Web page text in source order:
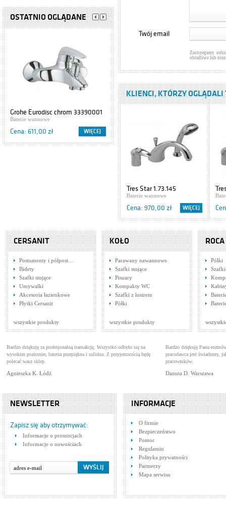
Tres Retro
1.07.161.02
Baterie wannowe
Tres Star 1.73.145
Baterie wannowe
Cena: 970,00 zł
1.06.161.02
Cena: 2 836,00 zł
Tres Retro
5.07.161.02.03
Cena: 3 970,00 zł
OSTATNIO OGLĄDANE
Grohe Eurodisc chrom 33390001
Baterie wannowe
Cena: 611,00 zł WIĘCEJ WIĘCEJ
Twój email
Zastrzegamy
obraźliwe lub
KLIENCI, KTÓRZY
Tres Star 1.73.145
Baterie wannowe
Cena: 970,00 zł WIĘCEJ
Bateria jednouchwytowa,
wannowa Cyrkon 585-
210-00 Armatura Kraków
Cena: 565,00 zł WIĘCEJ
otworowa chrom Deante
Magnolia BDC 013M
Baterie wannowo-natryskowe
Cena: 582,00 zł
CERSANIT
Postumenty i półpost…
Bidety
Szafki stojące
Umywalki
Akcesoria łazienkowe
Płytki Cersanit
wszystkie produkty
KOŁO
Parawany nawannowe
Szafki stojące
Pisuary
Kompakty WC
Szafki z lustrem
Półki
wszystkie produkty
ROCA
Półki
Szafki
Bardzo dziękuję za profesjonalną transakcję. Wszystko odbyło się na
wysokim poziomie, bateria przepiękna i solidna. Z przyjemnością będę
polecać wasz sklep.
Agnieszka K. Łódź
Bardzo dziękuję Panu-
pracodawca jest świadomy,
pracowników.
Danuta D. Warszawa
NEWSLETTER
Zapisz się aby otrzymywać:
Informacje o promocjach
Informacje o nowościach
INFORMACJE
O firmie
Bezpieczeństwo
Pomoc
Regulamin
Polityka prywatności
Partnerzy
Mapa serwisu